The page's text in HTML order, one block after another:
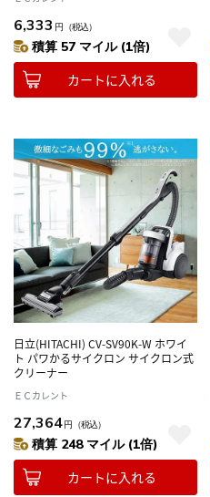
6,333 円 （税込）
積算 57 マイル (1倍)
カートに入れる
日立(HITACHI) CV-SV90K-W ホワイ
ト パワかるサイクロン サイクロン式
クリーナー
ＥＣカレント
27,364円 （税込）
積算 248 マイル (1倍)
カートに入れる